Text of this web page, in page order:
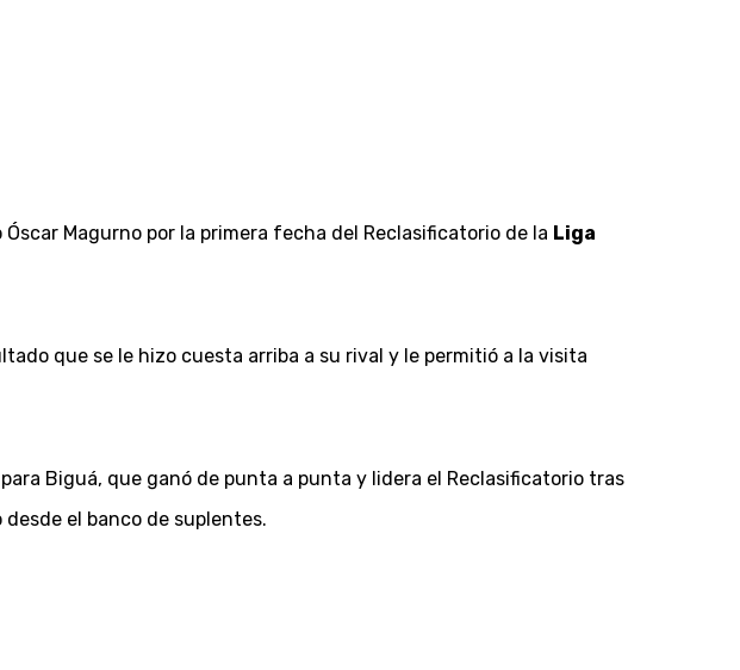
Magurno por la primera fecha del Reclasificatorio de la Liga
que se le hizo cuesta arriba a su rival y le permitió a la visita
Biguá, que ganó de punta a punta y lidera el Reclasificatorio tras
el banco de suplentes.